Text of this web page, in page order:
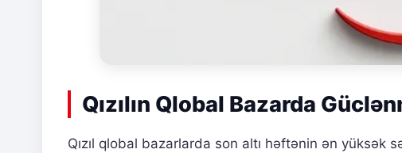
Qızılın Qlobal Bazarda
Qızıl qlobal bazarlarda son altı həftənin ən yüksək